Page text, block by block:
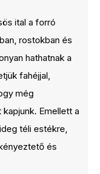
ital a forró
rostokban és
hathatnak a
fahéjjal,
még
Emellett a
téli estékre,
és